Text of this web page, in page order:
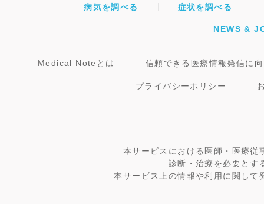
病気を調べる 症状を調べる
NEWS &
Medical Noteとは 信頼できる医療情報発信に
プライバシーポリシー
本サービスにおける医師・医療従
診断・治療を必要とす
本サービス上の情報や利用に関し